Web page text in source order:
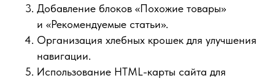
Добавление блоков «Похожие товары»
и «Рекомендуемые статьи».
Организация хлебных крошек для улучшения
навигации.
Использование HTML-карты сайта для